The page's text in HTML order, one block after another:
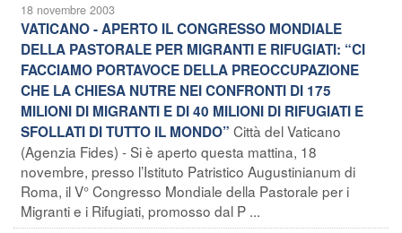
18 novembre 2003
VATICANO - APERTO IL CONGRESSO MONDIALE
DELLA PASTORALE PER MIGRANTI E RIFUGIATI: “CI
FACCIAMO PORTAVOCE DELLA PREOCCUPAZIONE
CHE LA CHIESA NUTRE NEI CONFRONTI DI 175
MILIONI DI MIGRANTI E DI 40 MILIONI DI RIFUGIATI E
SFOLLATI DI TUTTO IL MONDO” Città del Vaticano
(Agenzia Fides) - Si è aperto questa mattina, 18
novembre, presso l’Istituto Patristico Augustinianum di
Roma, il V° Congresso Mondiale della Pastorale per i
Migranti e i Rifugiati, promosso dal P ...